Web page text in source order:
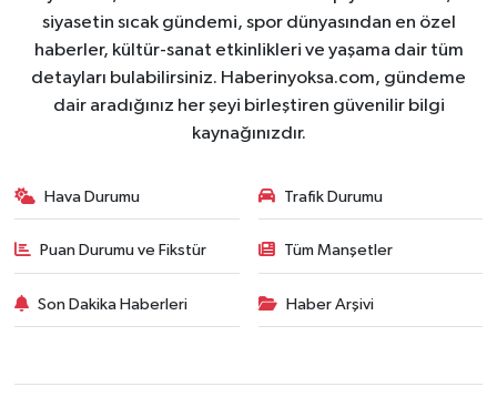
siyasetin sıcak gündemi, spor dünyasından en özel
haberler, kültür-sanat etkinlikleri ve yaşama dair tüm
detayları bulabilirsiniz. Haberinyoksa.com, gündeme
dair aradığınız her şeyi birleştiren güvenilir bilgi
kaynağınızdır.
Hava Durumu Trafik Durumu
Puan Durumu ve Fikstür Tüm Manşetler
Son Dakika Haberleri Haber Arşivi